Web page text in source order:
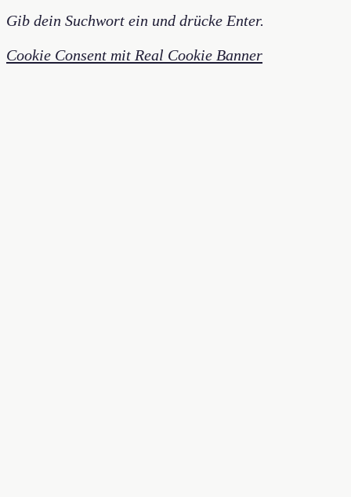
Gib dein Suchwort ein und drücke Enter.
Cookie Consent mit Real Cookie Banner